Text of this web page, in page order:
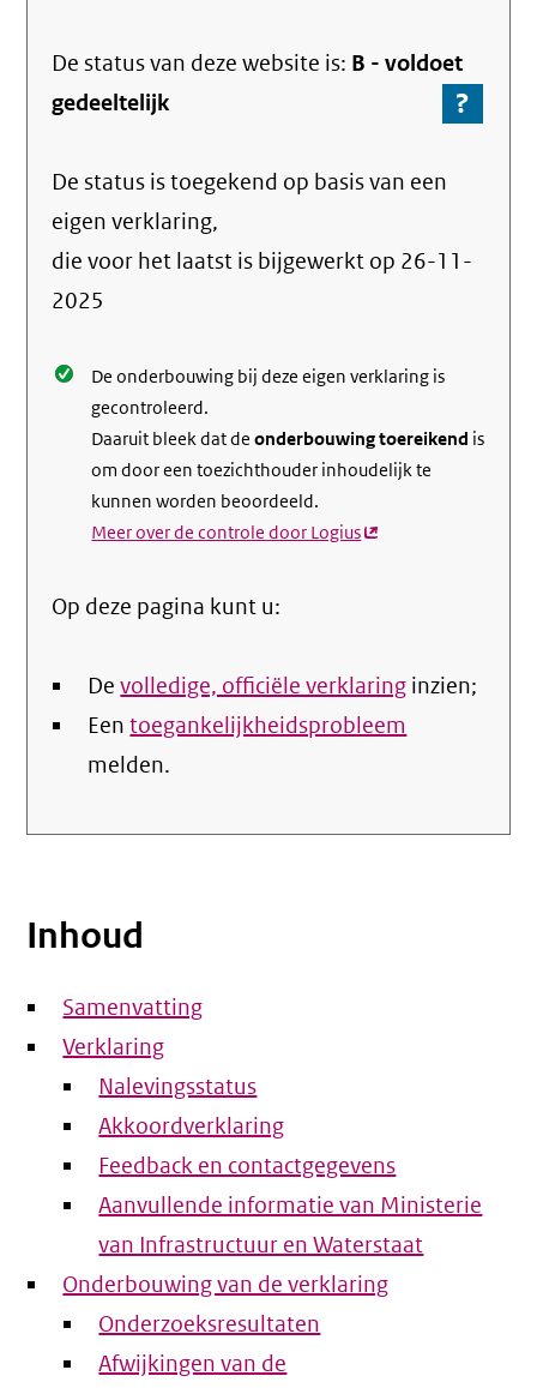
De status van dezewebsite is: B -voldoet
gedeeltelijk
?
Ga
over
De status is toegekend op basis van een
eigen verklaring,
die voor het laatst is bijgewerkt op 26-11-
2025
De onderbouwing bij deze eigen verklaring is
gecontroleerd.
Daaruit bleek dat deonderbouwing toereikend is
om door een toezichthouder inhoudelijk te
kunnen worden beoordeeld.
Meer over de controle door Logius(externe
Op deze pagina kunt u:
Devolledige, officiële verklaring inzien;
Eentoegankelijkheidsprobleem
melden.
Inhoud
Samenvatting
Verklaring
Nalevingsstatus
Akkoordverklaring
Feedback en contactgegevens
Aanvullende informatie van Ministerie
van Infrastructuur en Waterstaat
Onderbouwing van de verklaring
Onderzoeksresultaten
Afwijkingen van de